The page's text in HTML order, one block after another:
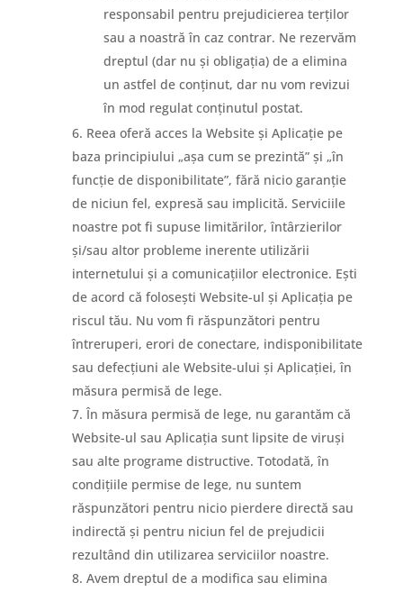
responsabil pentru prejudicierea terților
sau a noastră în caz contrar. Ne rezervăm
dreptul (dar nu și obligația) de a elimina
un astfel de conținut, dar nu vom revizui
în mod regulat conținutul postat.
Reea oferă acces la Website și Aplicație pe
baza principiului „așa cum se prezintă” și „în
funcție de disponibilitate”, fără nicio garanție
de niciun fel, expresă sau implicită. Serviciile
noastre pot fi supuse limitărilor, întârzierilor
și/sau altor probleme inerente utilizării
internetului și a comunicațiilor electronice. Ești
de acord că folosești Website-ul și Aplicația pe
riscul tău. Nu vom fi răspunzători pentru
întreruperi, erori de conectare, indisponibilitate
sau defecțiuni ale Website-ului și Aplicației, în
măsura permisă de lege.
În măsura permisă de lege, nu garantăm că
Website-ul sau Aplicația sunt lipsite de viruși
sau alte programe distructive. Totodată, în
condițiile permise de lege, nu suntem
răspunzători pentru nicio pierdere directă sau
indirectă și pentru niciun fel de prejudicii
rezultând din utilizarea serviciilor noastre.
Avem dreptul de a modifica sau elimina